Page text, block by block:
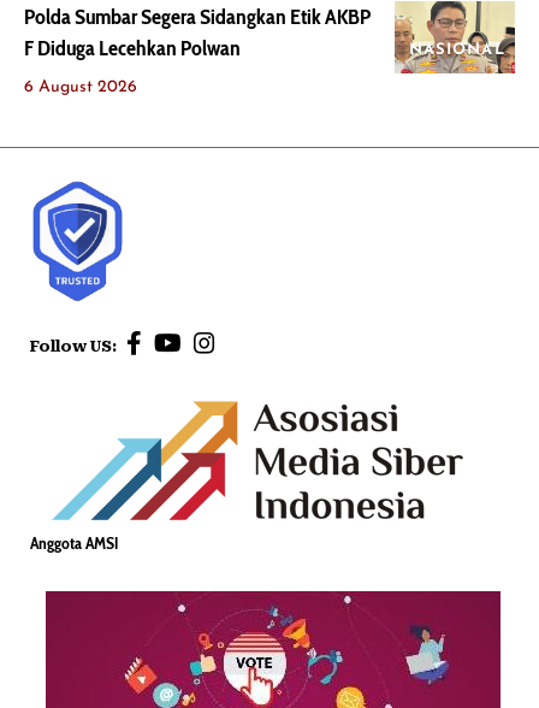
NASIONAL
Polda Sumbar Segera Sidangkan Etik AKBP
F Diduga Lecehkan Polwan
6 August 2026
Follow US:
Anggota AMSI